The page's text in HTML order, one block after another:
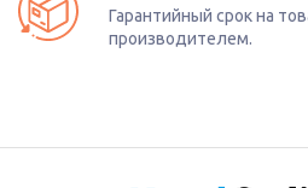
Гарантийный срок на
производителем.